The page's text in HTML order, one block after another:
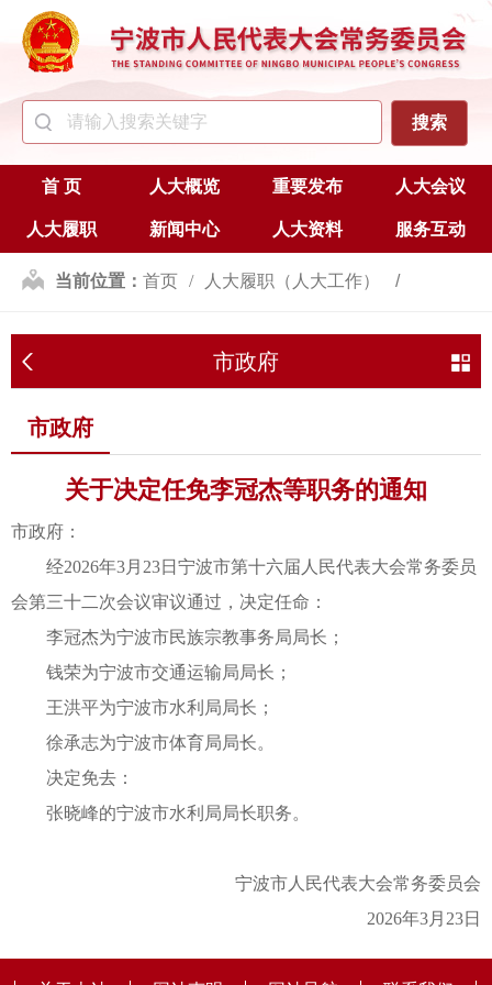
首 页 人大概览 重要发布 人大会议
人大履职 新闻中心 人大资料 服务互动
当前位置： 首页 人大履职（人大工作）
人事任免 市政府
市政府
市政府
关于决定任免李冠杰等职务的通知
市政府：
经2026年3月23日宁波市第十六届人民代表大会常务委员
会第三十二次会议审议通过，决定任命：
李冠杰为宁波市民族宗教事务局局长；
钱荣为宁波市交通运输局局长；
王洪平为宁波市水利局局长；
徐承志为宁波市体育局局长。
决定免去：
张晓峰的宁波市水利局局长职务。
宁波市人民代表大会常务委员会
2026年3月23日